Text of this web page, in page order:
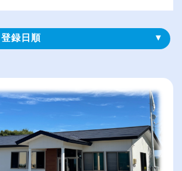
登録⽇順
（⾼卒の給与を基準）
従業員が多い順
休日数が多い順